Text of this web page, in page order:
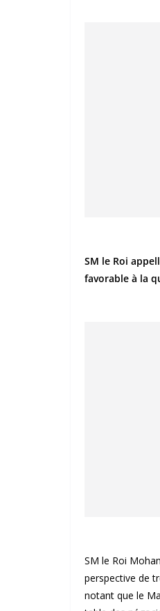
SM le Roi
favorable à la
SM le Roi
perspective de
notant que le